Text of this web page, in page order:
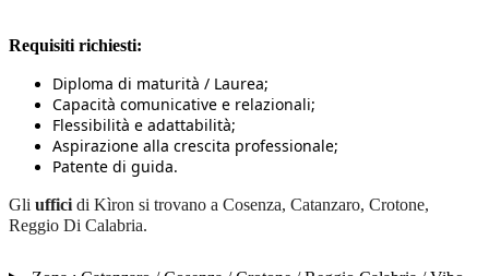
Requisiti richiesti:
Diploma di maturità / Laurea;
Capacità comunicative e relazionali;
Flessibilità e adattabilità;
Aspirazione alla crescita professionale;
Patente di guida.
Gli ufficidi Kìron si trovano a Cosenza, Catanzaro, Crotone,
Reggio Di Calabria.